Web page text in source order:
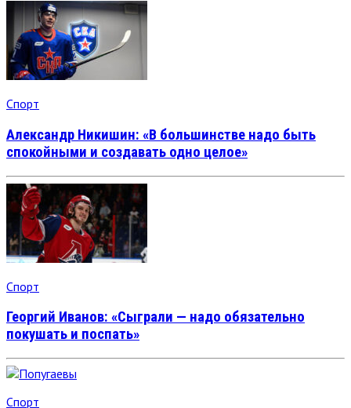
Спорт
Александр Никишин: «В большинстве надо быть
спокойными и создавать одно целое»
Спорт
Георгий Иванов: «Сыграли — надо обязательно
покушать и поспать»
Спорт